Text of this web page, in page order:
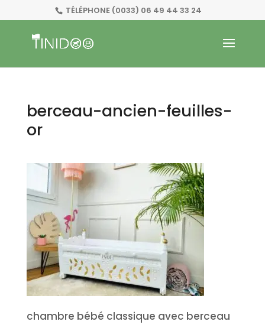
TÉLÉPHONE (0033) 06 49 44 33 24
berceau-ancien-feuilles-
or
chambre bébé classique avec berceau